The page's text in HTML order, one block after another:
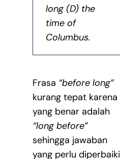
long (D) the
time of
Columbus.
Frasa “before long”
kurang tepat karena
yang benar adalah
“long before”
sehingga jawaban
yang perlu diperbaiki